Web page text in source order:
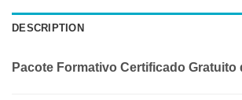
DESCRIPTION
Pacote Formativo Certificado Gratuito